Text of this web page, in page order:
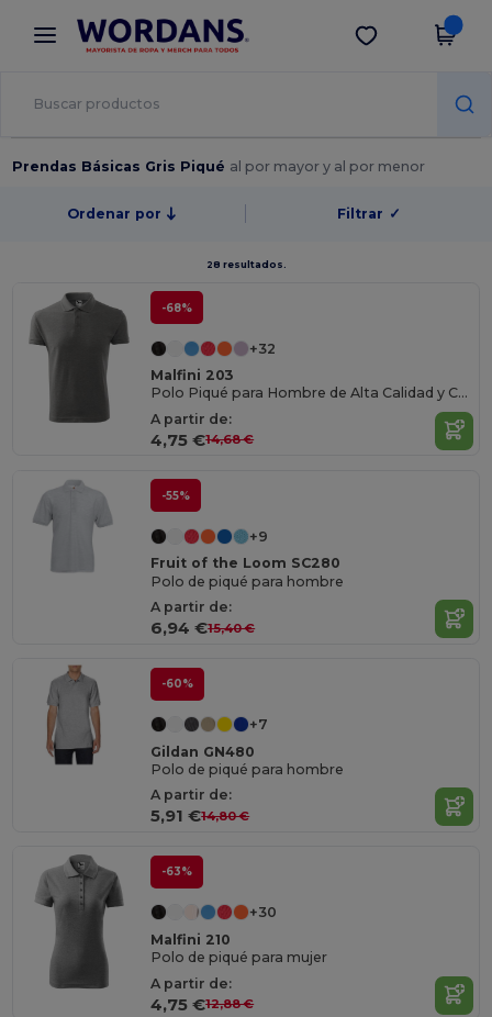
× App de Wordans
¡Mejores precios en app!
Descargar app
Prendas Básicas Gris Piqué al por mayor y al por menor
Ordenar por Filtrar ✓
28 resultados.
-68%
+32
Malfini 203
Polo Piqué para Hombre de Alta Calidad y Confort
A partir de:
4,75 €14,68 €
-55%
+9
Fruit of the Loom SC280
Polo de piqué para hombre
A partir de:
6,94 €15,40 €
-60%
+7
Gildan GN480
Polo de piqué para hombre
A partir de:
5,91 €14,80 €
-63%
+30
Malfini 210
Polo de piqué para mujer
A partir de:
4,75 €12,88 €